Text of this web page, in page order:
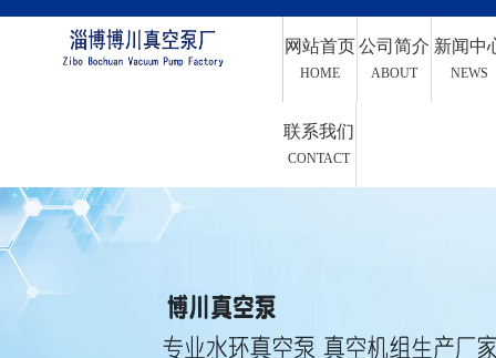
网站首页
HOME
公司简介
ABOUT
新闻中
NEWS
联系我们
CONTACT